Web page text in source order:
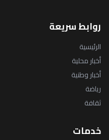
روابط سريعة
الرئيسية
أخبار محلية
أخبار وطنية
رياضة
ثقافة
خدمات